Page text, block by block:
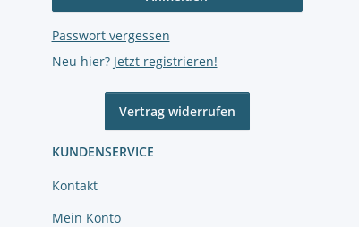
Passwort vergessen
Neu hier? Jetzt registrieren!
Vertrag widerrufen
KUNDENSERVICE
Kontakt
Mein Konto